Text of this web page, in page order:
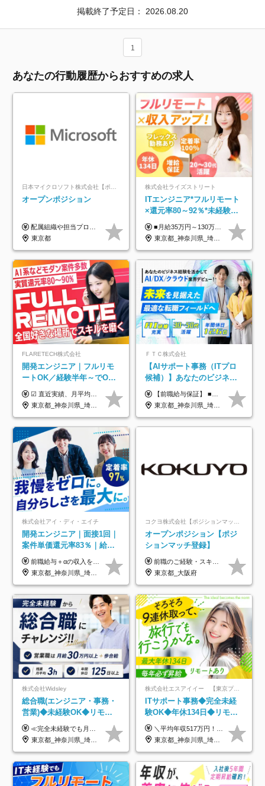
掲載終了予定日： 2026.08.20
1
あなたの行動履歴からおすすめの求人
日本マイクロソフト株式会社【ポジションマッチ登録】
オープンポジション
配属組織や担当プロジェクトにより異なります。 ▼参考情報 ----------------------- 年俸650万～（1/12を月々支給） ※経験、能力を考慮の上、当社規定により優遇いたします。 ※時間外、休日出勤、深夜手当に対する賃金も基本年俸に含みます。
東京都
株式会社ライズストリート
ITエンジニア*フルリモート
×還元率80～92％*未経験歓
迎*年休134日*月給35万～*
定着率100%
■月給35万円～130万円＋賞与年2回＋各種手当 ※システムエンジニアの経験をお持ちの方は月給41万円以上＋賞与年2回（108万円～）＋手当 ■単価（年収）アップのチャンスは最大年12回 ※残業代は1分単位で100％全額支給。サービス残業などは一切ありません ※試用期間6ヵ月（試用期間中の待遇・給与に差はありません）
東京都_神奈川県_埼玉県_千葉県_大阪府_愛知県_北海道_青森県_岩手県_宮城県_秋田県_山形県_福島県_茨城県_栃木県_群馬県_新潟県_山梨県_長野県_富山県_石川県_福井県_静岡県_岐阜県_三重県_兵庫県_京都府_滋賀県_奈良県_和歌山県_広島県_岡山県_鳥取県_島根県_山口県_徳島県_香川県_愛媛県_高知県_福岡県_熊本県_佐賀県_長崎県_大分県_宮崎県_鹿児島県_沖縄県
FLARETECH株式会社
開発エンジニア｜フルリモ
ートOK／経験半年～でOK
／実質還元率80～90%／前
給保証／AI系など最先端案
件多数
☑︎ 直近実績、月平均17,000円の昇給 ☑︎ 前職給与100%保証 ☑︎ 実質還元率80～90% ☑︎ 待機時も給与は満額支給 月給35万円～70万円＋交通費など各種手当 ※想定年収：4,200,000円～10,560,000円 ※経験・能力等を考慮の上で決定します。 ※上記金額には、みなし残業手当（50時間分・104,000円～212,000円）を含みます。超過分は別途追加支給します。 ┗残業時間は月平均10時間、多い時でも20時間程度と安定しております ★単価連動型の給与体系ではないため、万が一待機になってもその間の給与は満額支給しています。 ＜1年間の昇給事例をご紹介！＞ ・20代/フロントエンドエンジニア：月給274,000円→月給362,000円（＋88,000円/月） ・20代/iOSエンジニア：月給237,000円→月給287,000円（＋50,000円/月） ・20代/Androidエンジニア：月給316,000円→月給374,000円（＋58,000円/月） ・30代/Javaエンジニア（上流）：月給340,000円→月給418,000円（＋78,000円/月） ・30代/PMO：月給340,000円→月給418,000円（＋78,000円/月）
東京都_神奈川県_埼玉県_千葉県_大阪府_愛知県_北海道_青森県_岩手県_宮城県_秋田県_山形県_福島県_茨城県_栃木県_群馬県_新潟県_山梨県_長野県_富山県_石川県_福井県_静岡県_岐阜県_三重県_兵庫県_京都府_滋賀県_奈良県_和歌山県_広島県_岡山県_鳥取県_島根県_山口県_徳島県_香川県_愛媛県_高知県_福岡県_熊本県_佐賀県_長崎県_大分県_宮崎県_鹿児島県_沖縄県
ＦＴＣ株式会社
【AIサポート事務（ITプロ
候補）】あなたのビジネス
経験をAI業界で活かす◆IT
未経験OK◆目指せるコンサ
ル
【前職給与保証】 ■未経験者： 月給30万円～35万円 ■ローキャリア（経験目安1年程度）： 月給35万円～40万円 ■経験者（経験目安3年以上）： 月給40万円～60万円 ■即戦力（経験目安5年以上）： 月給45万円～80万円 ※上記金額には固定残業代30時間分 【未経験者5万5000円～7万3000円、 ローキャリア6万4000円～7万3000円、 経験者5万8000円～10万9000円、 即戦力8万2000円～14万5000円】を含みます。 ※30時間を超える場合は追加で全額支給します。 ※経験・能力・前職給与などを総合的に評価したうえでご納得いただけるよう個別決定。 未経験者の場合、前職給与とポテンシャルを査定のうえ決定いたします。 ※日本国内でのIT業界経験、または同等の実務経験と能力に応じて決定します。 ※前職給与は日本円かつ、日本国内での実績に基づき評価します。 【納得の評価システム】 ★クォーター毎に査定する評価制度導入！ 明確な評価基準で翌年度年収を上げましょう！ ★評価対象期間に在籍中のほとんどの社員が昇給し 年収アップを実現しています！ ★様々なインセンティブ制度を用意し多角的に正当評価しています！ ※試用期間6カ月（期間中の待遇等に差異なし）
東京都_神奈川県_埼玉県_千葉県
株式会社アイ・ディ・エイチ
開発エンジニア｜面接1回｜
案件単価還元率83％｜給与
UP保証｜年休140日｜在宅
利用率9割｜独立支援・副業
制度
前職給与＋αの収入を保証 月給42万円～120万円＋各種手当＋賞与 給与基準が明確かつ高還元です。 一人ひとりが安定した環境のもと、長く活躍できる職場を目指しています。 ※平均年収650万円 ・還元率83％ ・各種手当について 職能手当／職務手当／資格手当／営業手当 など ※前職での経験・能力、給与などを考慮の上、当社規定により優遇いたします ※試用期間あり（3ヶ月／期間中の条件に変動はありません） ※上記金額には固定残業代（78,948円～225,564円/月30時間分）を含みます 超過分は別途全額支給いたします ・年収UPを保証 過去には転職時に〈年収200万円UP〉したエンジニアも在籍しています。入社時だけでなく、入社後も安心の給与水準で働ける環境です。キャリアや技術力が正当に評価されていないと感じていたら、一度面接でお話ししましょう！ 当社では管理職の人数は最低限にし、無駄な管理をしません。その費用削減分を社員の給与に還元しています！
東京都_神奈川県_埼玉県_千葉県_大阪府_愛知県_北海道_青森県_岩手県_宮城県_秋田県_山形県_福島県_茨城県_栃木県_群馬県_新潟県_山梨県_長野県_富山県_石川県_福井県_静岡県_岐阜県_三重県_兵庫県_京都府_滋賀県_奈良県_和歌山県_広島県_岡山県_鳥取県_島根県_山口県_徳島県_香川県_愛媛県_高知県_福岡県_熊本県_佐賀県_長崎県_大分県_宮崎県_鹿児島県_沖縄県
オープンポジション【ポジ
ションマッチ登録】
前職のご経験・スキル等を考慮して決定します。
東京都_大阪府
株式会社Widsley
総合職(エンジニア・事務・
営業)◆未経験OK◆リモー
トあり◆残業月3h◆服装髪
型自由
≪完全未経験でも月給40万円以上も可能です！≫ -------------- 【1】ITエンジニア 月給26万円～50万円＋プロジェクト手当＋資格手当 【2】IT事務、営業事務 月給26万円～50万円＋プロジェクト手当＋資格手当 ≪【1】【2】共通≫ ★上記給与には固定残業代20時間分(月3万719円～)を含みます。残業が超過した場合は、追加支給します(残業は月平均3時間とほぼ発生しません。残業がなくても、固定残業代は支給されます) ★試用期間6ヵ月あり（期間中は月給23万1000円～。固定残業代20時間分3万719円～を含む／超過分は別途支給） -------------- 【3】SES営業、SaaS営業 月給30万円以上＋インセンティブ＋各種手当 ★上記給与には固定残業代45時間分(月7万6967円～)を含みます。残業が超過した場合は、追加支給します(残業は月平均3時間とほぼ発生しません。残業がなくても、固定残業代は支給されます) ★試用期間6ヵ月あり(期間中も給与や福利厚生は同じです)
東京都_神奈川県_埼玉県_千葉県_大阪府_愛知県_北海道_青森県_岩手県_宮城県_秋田県_山形県_福島県_茨城県_栃木県_群馬県_新潟県_山梨県_長野県_富山県_石川県_福井県_静岡県_岐阜県_三重県_兵庫県_京都府_滋賀県_奈良県_和歌山県_広島県_岡山県_鳥取県_島根県_山口県_徳島県_香川県_愛媛県_高知県_福岡県_熊本県_佐賀県_長崎県_大分県_宮崎県_鹿児島県_沖縄県
株式会社エスアイイー 【東京プロマーケット上場】
ITサポート事務◆完全未経
験OK◆年休134日◆リモー
トOK◆残業月7h以下◆賞与
年3回◆5年目まで必ず昇給
＼平均年収517万円！入社5年目まで毎年必ず昇給／ ■賞与年3回 ■年収800万円以上も可 ■入社3年以上の平均年収469.2万円 月給23万2000円以上＋賞与年3回＋各種手当 ☆入社5年目まで最大1万5000円の定期昇給を確約 ┃各種手当充実 ・規定の資格を取得すれば、2000円～5万円を毎月支給（2万4000円～60万円／年） ・研修中に取得した取得率95％の資格でも研修後の給料UP ※月給は年齢・経験・能力を考慮して、優遇いたします ※上記月給金額は固定残業代（20時間/3万1300円円以上）を含み、超過分は別途支給いたします ※試用期間（6ヶ月）は月給に変動はありますが、その他待遇に差異はありません ├入社後1ヶ月～3ヶ月間は、月給20万1900円となります └上記金額は固定残業代（10時間／1万6000円）を含み、超過分は別途支給いたします
東京都_神奈川県_埼玉県_千葉県_大阪府_愛知県_北海道_青森県_岩手県_宮城県_秋田県_山形県_福島県_茨城県_栃木県_群馬県_新潟県_山梨県_長野県_富山県_石川県_福井県_静岡県_岐阜県_三重県_兵庫県_京都府_滋賀県_奈良県_和歌山県_広島県_岡山県_鳥取県_島根県_山口県_徳島県_香川県_愛媛県_高知県_福岡県_熊本県_佐賀県_長崎県_大分県_宮崎県_鹿児島県_沖縄県